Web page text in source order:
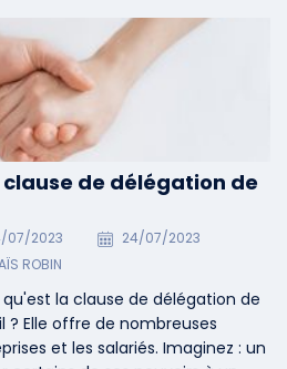
de délégation de
07/2023
24/07/2023
ROBIN
la clause de délégation de
Elle offre de nombreuses
et les salariés. Imaginez : un